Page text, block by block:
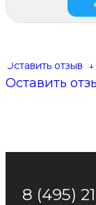
Оставить отзыв ↓
Оставить
8 (495)